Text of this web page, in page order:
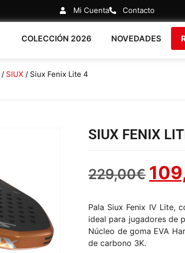
Mi Cuenta Contacto
COLECCIÓN 2026 NOVEDADES
/ SIUX / Siux Fenix Lite 4
SIUX FENIX
229,00€
Pala Siux Fenix IV Lite,
ideal para jugadores de
Núcleo de goma EVA
de carbono 3K.